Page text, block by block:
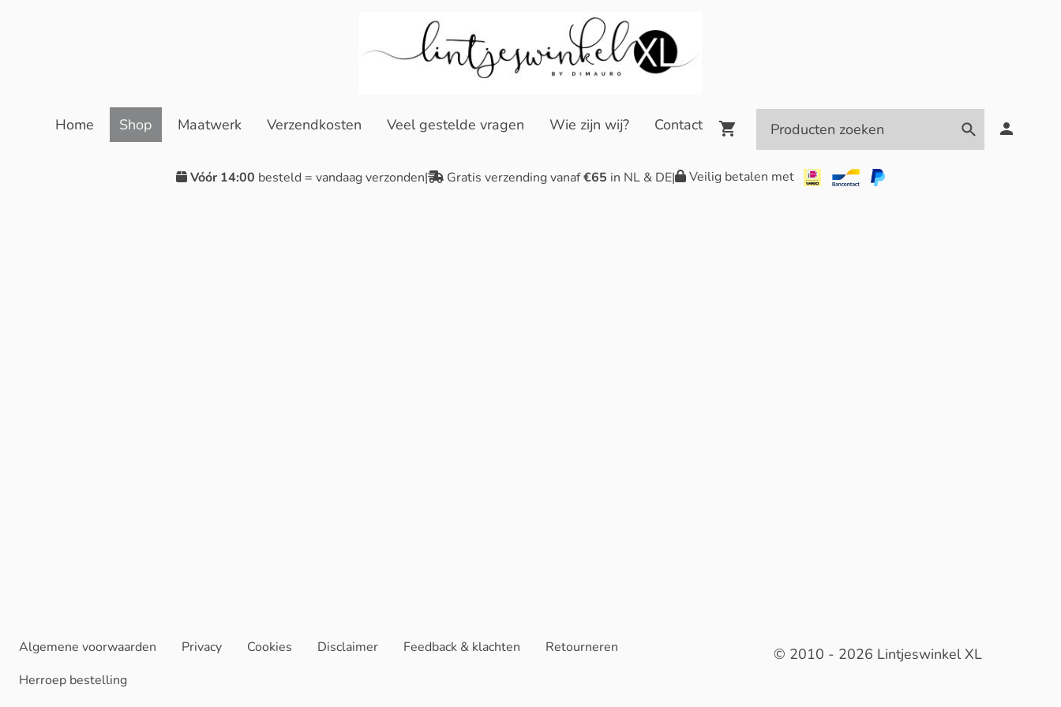
Home Shop Maatwerk Verzendkosten Veel gestelde vragen Wie zijn wij? Contact
Vóór 14:00 besteld = vandaag verzonden| Gratis verzending vanaf€65 in NL & DE| Veilig betalen met
Algemene voorwaarden Privacy Cookies Disclaimer Feedback & klachten
Retourneren
Herroep bestelling
© 2010 - 2026 Lintjeswinkel XL